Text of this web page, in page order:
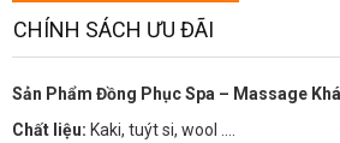
CHÍNH SÁCH ƯU ĐÃI
Sản Phẩm Đồng Phục Spa – Massage
Chất liệu: Kaki, tuýt si, wool ….